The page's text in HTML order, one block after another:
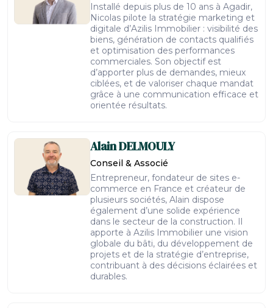
Installé depuis plus de 10 ans à Agadir,
Nicolas pilote la stratégie marketing et
digitale d’Azilis Immobilier : visibilité des
biens, génération de contacts qualifiés
et optimisation des performances
commerciales. Son objectif est
d’apporter plus de demandes, mieux
ciblées, et de valoriser chaque mandat
grâce à une communication efficace et
orientée résultats.
AlainDELMOULY
Conseil & Associé
Entrepreneur, fondateur de sites e-
commerce en France et créateur de
plusieurs sociétés, Alain dispose
également d’une solide expérience
dans le secteur de la construction. Il
apporte à Azilis Immobilier une vision
globale du bâti, du développement de
projets et de la stratégie d’entreprise,
contribuant à des décisions éclairées et
durables.